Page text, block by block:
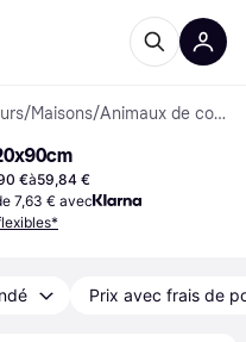
/Maisons/ Animaux de compagnie
€à59,84 €
7,63 € avec
Prix avec frais de